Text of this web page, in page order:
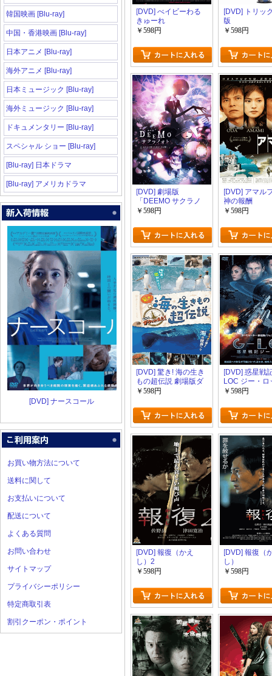
韓国映画 [Blu-ray]
中国・香港映画 [Blu-ray]
日本アニメ [Blu-ray]
海外アニメ [Blu-ray]
日本ミュージック [Blu-ray]
海外ミュージック [Blu-ray]
ドキュメンタリー [Blu-ray]
スペシャル ショー [Blu-ray]
[Blu-ray] 日本ドラマ
[Blu-ray] アメリカドラマ
[DVD] ナースコール
お買い物方法について
送料に関して
お支払いについて
配送について
よくある質問
お問い合わせ
サイトマップ
プライバシーポリシー
特定商取引表
割引クーポン・ポイント
[DVD] べイビーわる
きゅーれ
￥598円
[DVD] トリッ
版
￥598円
[DVD] 劇場版
「DEEMO サクラノ
オト －あなたの奏で
－」
￥598円
[DVD] アマル
神の報酬
￥598円
[DVD] 驚き! 海の生き
もの超伝説 劇場版ダ
ーウィンが来た!
￥598円
[DVD] 惑星戦
LOC ジー・ロ
￥598円
[DVD] 報復（かえ
し）2
￥598円
[DVD] 報復（
し）
￥598円